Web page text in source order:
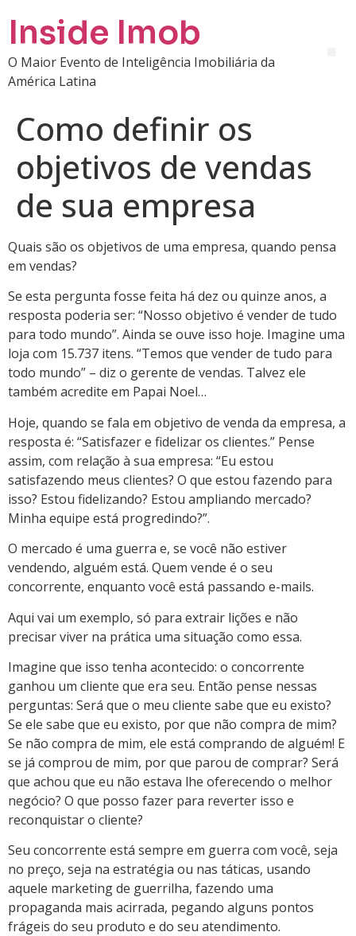
Inside Imob
O Maior Evento de Inteligência Imobiliária da
América Latina
Como definir os
objetivos de vendas
de sua empresa
Quais são os objetivos de uma empresa, quando pensa
em vendas?
Se esta pergunta fosse feita há dez ou quinze anos, a
resposta poderia ser: “Nosso objetivo é vender de tudo
para todo mundo”. Ainda se ouve isso hoje. Imagine uma
loja com 15.737 itens. “Temos que vender de tudo para
todo mundo” – diz o gerente de vendas. Talvez ele
também acredite em Papai Noel…
Hoje, quando se fala em objetivo de venda da empresa, a
resposta é: “Satisfazer e fidelizar os clientes.” Pense
assim, com relação à sua empresa: “Eu estou
satisfazendo meus clientes? O que estou fazendo para
isso? Estou fidelizando? Estou ampliando mercado?
Minha equipe está progredindo?”.
O mercado é uma guerra e, se você não estiver
vendendo, alguém está. Quem vende é o seu
concorrente, enquanto você está passando e-mails.
Aqui vai um exemplo, só para extrair lições e não
precisar viver na prática uma situação como essa.
Imagine que isso tenha acontecido: o concorrente
ganhou um cliente que era seu. Então pense nessas
perguntas: Será que o meu cliente sabe que eu existo?
Se ele sabe que eu existo, por que não compra de mim?
Se não compra de mim, ele está comprando de alguém! E
se já comprou de mim, por que parou de comprar? Será
que achou que eu não estava lhe oferecendo o melhor
negócio? O que posso fazer para reverter isso e
reconquistar o cliente?
Seu concorrente está sempre em guerra com você, seja
no preço, seja na estratégia ou nas táticas, usando
aquele marketing de guerrilha, fazendo uma
propaganda mais acirrada, pegando alguns pontos
frágeis do seu produto e do seu atendimento.